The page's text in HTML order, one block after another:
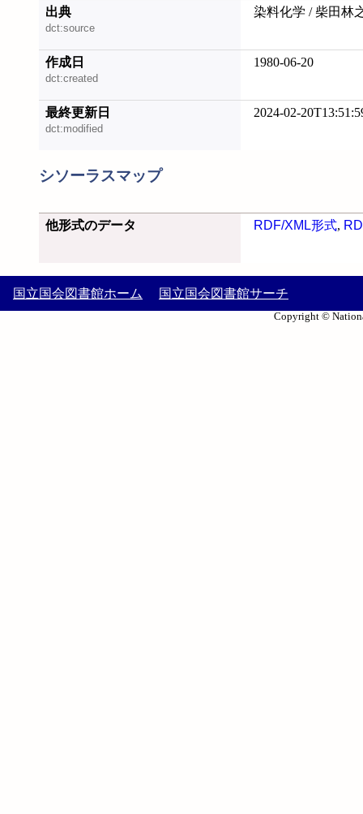
出典
dct:source
染料化学 / 柴田林
作成日
dct:created
1980-06-20
最終更新日
dct:modified
2024-02-
シソーラスマップ
他形式のデータ RDF/XML形式,
国立国会図書館ホーム 国立国会図書館サーチ
Copyright ©